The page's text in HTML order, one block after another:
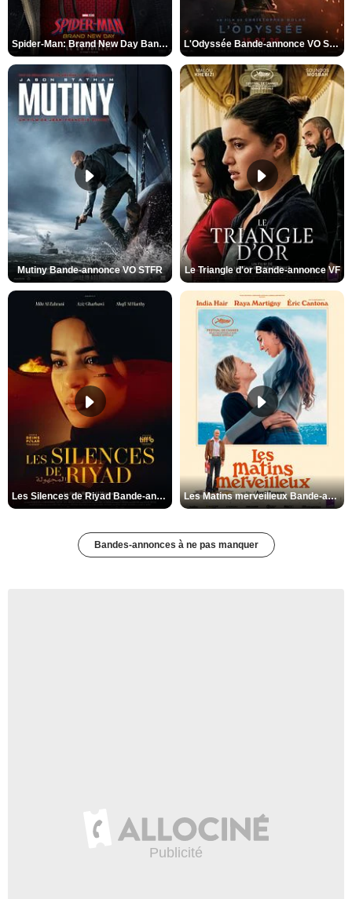
Spider-Man: Brand New Day Bande-annonce VO STFR L'Odyssée Bande-annonce VO STFR
Mutiny Bande-annonce VO STFR Le Triangle d'or Bande-annonce VF
Les Silences de Riyad Bande-annonce VO STFR Les Matins merveilleux Bande-annonce VF
Bandes-annonces à ne pas manquer